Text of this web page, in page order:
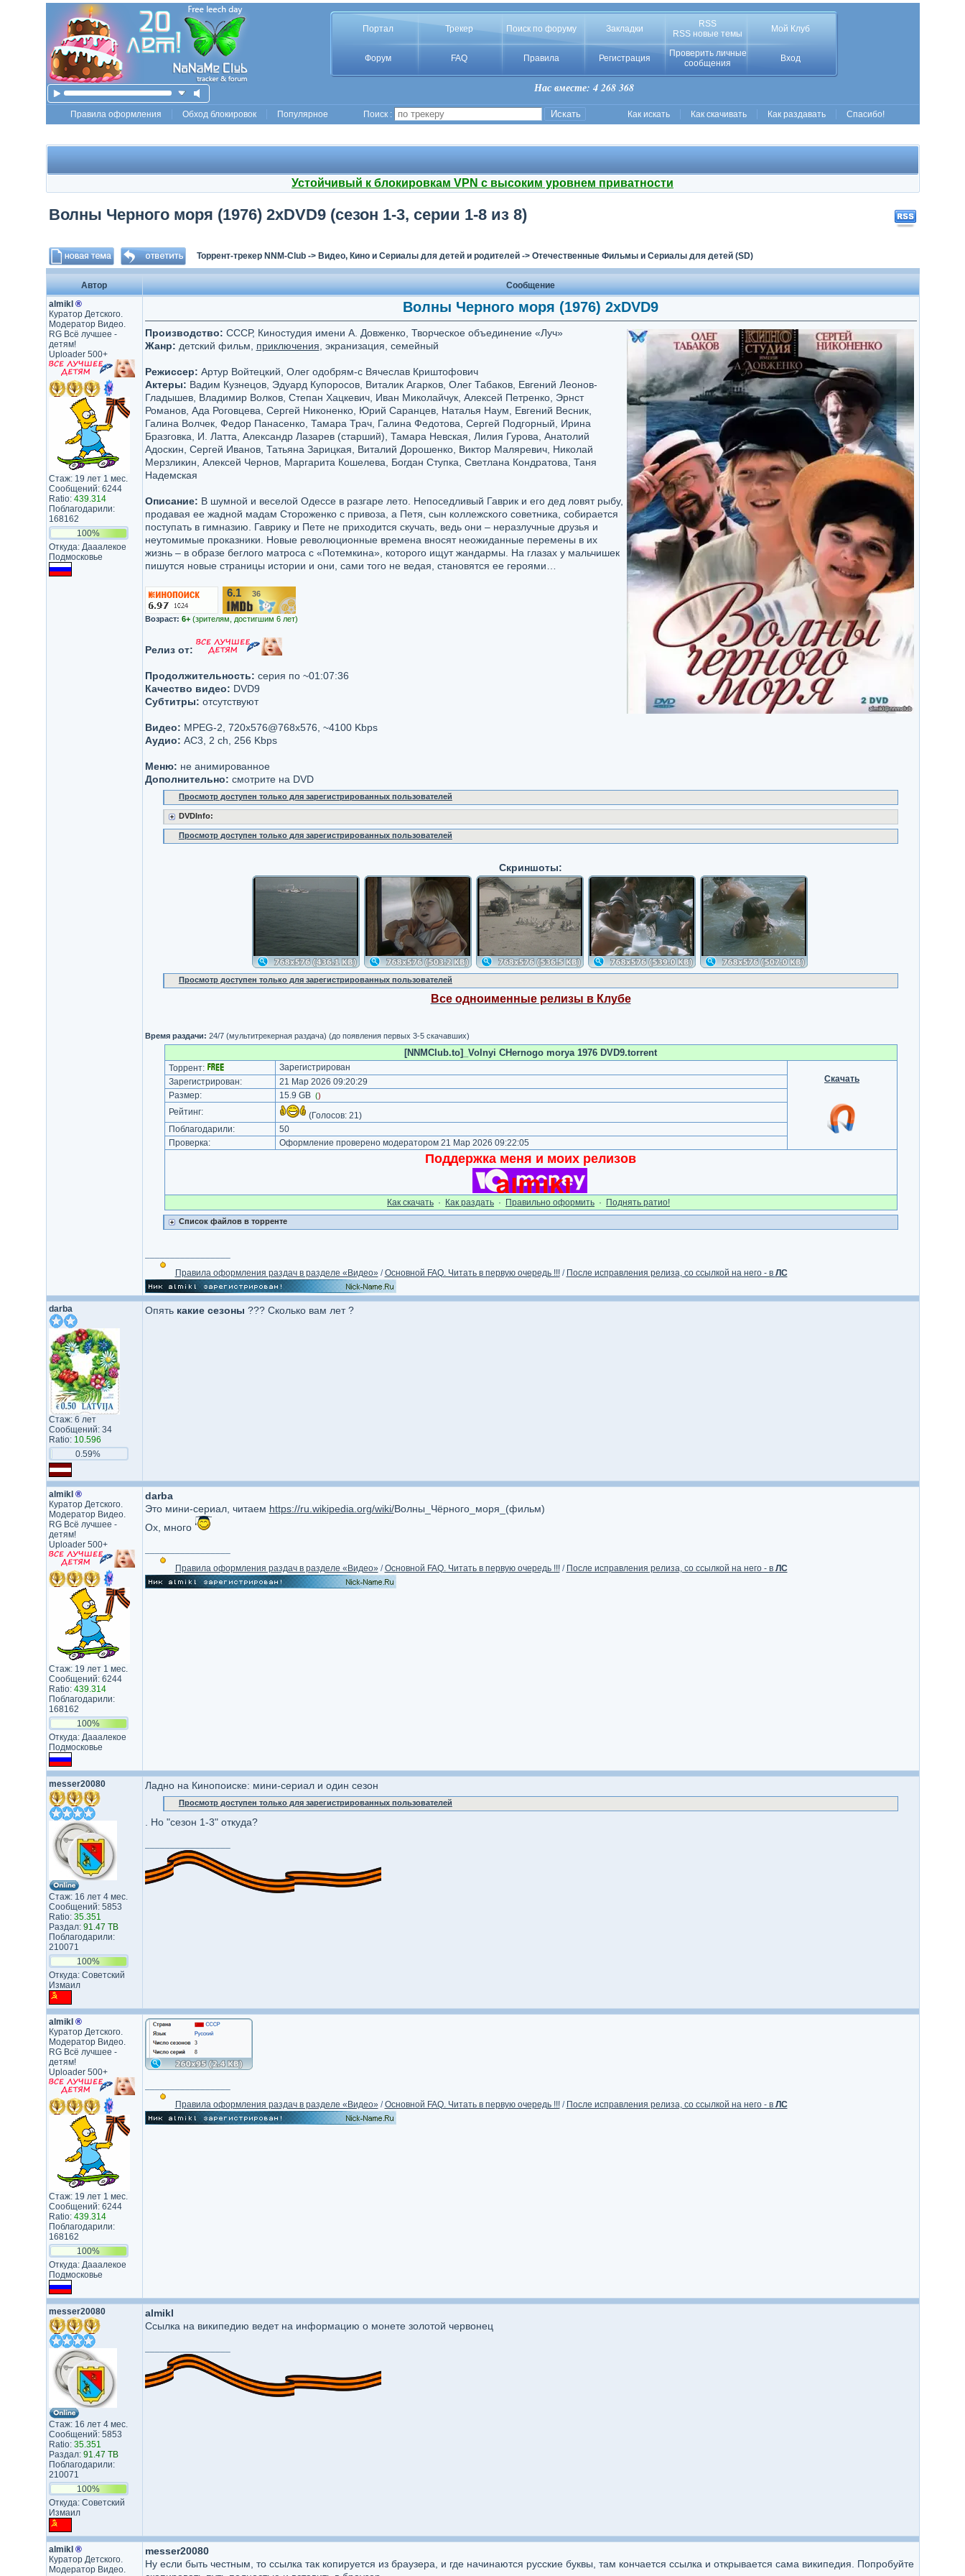
Портал Трекер Поиск по форуму Закладки
RSS
RSS новые темы
Мой Клуб
Форум FAQ Правила Регистрация
Проверить личные
сообщения
Вход
Нас вместе: 4 268 368
Правила оформления Обход блокировок Популярное Поиск : Как искать Как скачивать Как раздавать Спасибо!
Устойчивый к блокировкам VPN с высоким уровнем приватности
Волны Черного моря (1976) 2xDVD9 (сезон 1-3, серии 1-8 из 8)
Торрент-трекер NNM-Club-> Видео, Кино и Сериалы для детей и родителей-> Отечественные Фильмы и Сериалы для детей (SD)
Автор
Сообщение
almikl ®
Куратор Детского.
Модератор Видео.
RG Всё лучшее -
детям!
Uploader 500+
Стаж: 19 лет 1 мес.
Сообщений: 6244
Ratio: 439.314
Поблагодарили:
168162
100%
Откуда: Дааалекое
Подмосковье
Волны Черного моря (1976) 2xDVD9
Производство: СССР, Киностудия имени А. Довженко, Творческое объединение «Луч»
Жанр: детский фильм, приключения , экранизация, семейный
Режиссер: Артур Войтецкий, Олег одобрям-с Вячеслав Криштофович
Актеры: Вадим Кузнецов, Эдуард Купоросов, Виталик Агарков, Олег Табаков, Евгений Леонов-
Гладышев, Владимир Волков, Степан Хацкевич, Иван Миколайчук, Алексей Петренко, Эрнст
Романов, Ада Роговцева, Сергей Никоненко, Юрий Саранцев, Наталья Наум, Евгений Весник,
Галина Волчек, Федор Панасенко, Тамара Трач, Галина Федотова, Сергей Подгорный, Ирина
Бразговка, И. Латта, Александр Лазарев (старший), Тамара Невская, Лилия Гурова, Анатолий
Адоскин, Сергей Иванов, Татьяна Зарицкая, Виталий Дорошенко, Виктор Маляревич, Николай
Мерзликин, Алексей Чернов, Маргарита Кошелева, Богдан Ступка, Светлана Кондратова, Таня
Надемская
Описание: В шумной и веселой Одессе в разгаре лето. Непоседливый Гаврик и его дед ловят рыбу,
продавая ее жадной мадам Стороженко с привоза, а Петя, сын коллежского советника, собирается
поступать в гимназию. Гаврику и Пете не приходится скучать, ведь они – неразлучные друзья и
неутомимые проказники. Новые революционные времена вносят неожиданные перемены в их
жизнь – в образе беглого матроса с «Потемкина», которого ищут жандармы. На глазах у мальчишек
пишутся новые страницы истории и они, сами того не ведая, становятся ее героями…
6.1/10 36
Возраст: 6+(зрителям, достигшим 6 лет)
Релиз от:
Продолжительность: серия по ~01:07:36
Качество видео: DVD9
Субтитры: отсутствуют
Видео: MPEG-2, 720x576@768x576, ~4100 Kbps
Аудио: AC3, 2 ch, 256 Kbps
Меню: не анимированное
Дополнительно: смотрите на DVD
Просмотр доступен только для зарегистрированных пользователей
DVDInfo:
Просмотр доступен только для зарегистрированных пользователей
Скриншоты:
Просмотр доступен только для зарегистрированных пользователей
Все одноименные релизы в Клубе
Время раздачи: 24/7 (мультитрекерная раздача) (до появления первых 3-5 скачавших)
[NNMClub.to]_Volnyi CHernogo morya 1976 DVD9.torrent
Торрент:
Зарегистрирован
Скачать
Зарегистрирован:
21 Мар 2026 09:20:29
Размер:
15.9 GB ()
Рейтинг: (Голосов: 21)
Поблагодарили:
50
Проверка:
Оформление проверено модератором 21 Мар 2026 09:22:05
Поддержка меня и моих релизов
Как cкачать · Как раздать · Правильно оформить · Поднять ратио!
Список файлов в торренте
Правила оформления раздач в разделе «Видео» /Основной FAQ. Читать в первую очередь !!!/ После исправления релиза, со ссылкой на него - в ЛС
darba
Стаж: 6 лет
Сообщений: 34
Ratio: 10.596
0.59%
Опять какие сезоны ??? Сколько вам лет ?
almikl ®
Куратор Детского.
Модератор Видео.
RG Всё лучшее -
детям!
Uploader 500+
Стаж: 19 лет 1 мес.
Сообщений: 6244
Ratio: 439.314
Поблагодарили:
168162
100%
Откуда: Дааалекое
Подмосковье
darba
Это мини-сериал, читаем https://ru.wikipedia.org/wiki/Волны_Чёрного_моря_(фильм)
Ох, много
Правила оформления раздач в разделе «Видео» /Основной FAQ. Читать в первую очередь !!!/ После исправления релиза, со ссылкой на него - в ЛС
messer20080
Стаж: 16 лет 4 мес.
Сообщений: 5853
Ratio: 35.351
Раздал: 91.47 TB
Поблагодарили:
210071
100%
Откуда: Советский
Измаил
Ладно на Кинопоиске: мини-сериал и один сезон
Просмотр доступен только для зарегистрированных пользователей
. Но "сезон 1-3" откуда?
almikl ®
Куратор Детского.
Модератор Видео.
RG Всё лучшее -
детям!
Uploader 500+
Стаж: 19 лет 1 мес.
Сообщений: 6244
Ratio: 439.314
Поблагодарили:
168162
100%
Откуда: Дааалекое
Подмосковье
Правила оформления раздач в разделе «Видео» /Основной FAQ. Читать в первую очередь !!!/ После исправления релиза, со ссылкой на него - в ЛС
messer20080
Стаж: 16 лет 4 мес.
Сообщений: 5853
Ratio: 35.351
Раздал: 91.47 TB
Поблагодарили:
210071
100%
Откуда: Советский
Измаил
almikl
Ссылка на википедию ведет на информацию о монете золотой червонец
almikl ®
Куратор Детского.
Модератор Видео.
messer20080
Ну если быть честным, то ссылка так копируется из браузера, и где начинаются русские буквы, там кончается ссылка и открывается сама википедия. Попробуйте